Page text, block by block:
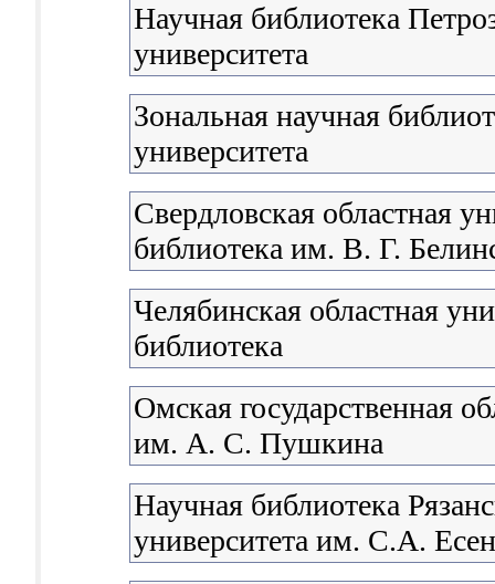
Научная библиотека
университета
Зональная научная
университета
Свердловская областная
библиотека им. В. Г.
Челябинская областная
библиотека
Омская государственная
им. А. С. Пушкина
Научная библиотека
университета им. С.А.